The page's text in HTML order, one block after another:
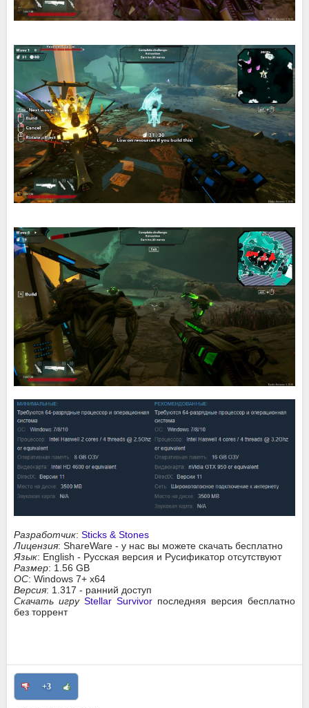
Разработчик: Sticks & Stones
Лицензия: ShareWare - у нас вы можете скачать бесплатно
Язык: English - Русская версия и Русификатор отсутствуют
Размер: 1.56 GB
ОС: Windows 7+ x64
Версия: 1.317 - ранний доступ
Скачать игру Stellar Survivor последняя версия бесплатно
без торрент
+3